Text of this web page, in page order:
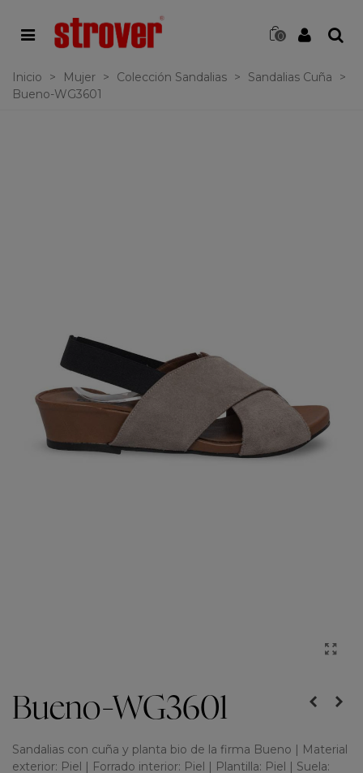
0
Inicio > Mujer > Colección Sandalias > Sandalias Cuña
>
Bueno-WG3601
Bueno-WG3601
Sandalias con cuña y planta bio de la firma Bueno | Material
exterior: Piel | Forrado interior: Piel | Plantilla: Piel | Suela: